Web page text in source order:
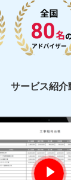
サービス紹介